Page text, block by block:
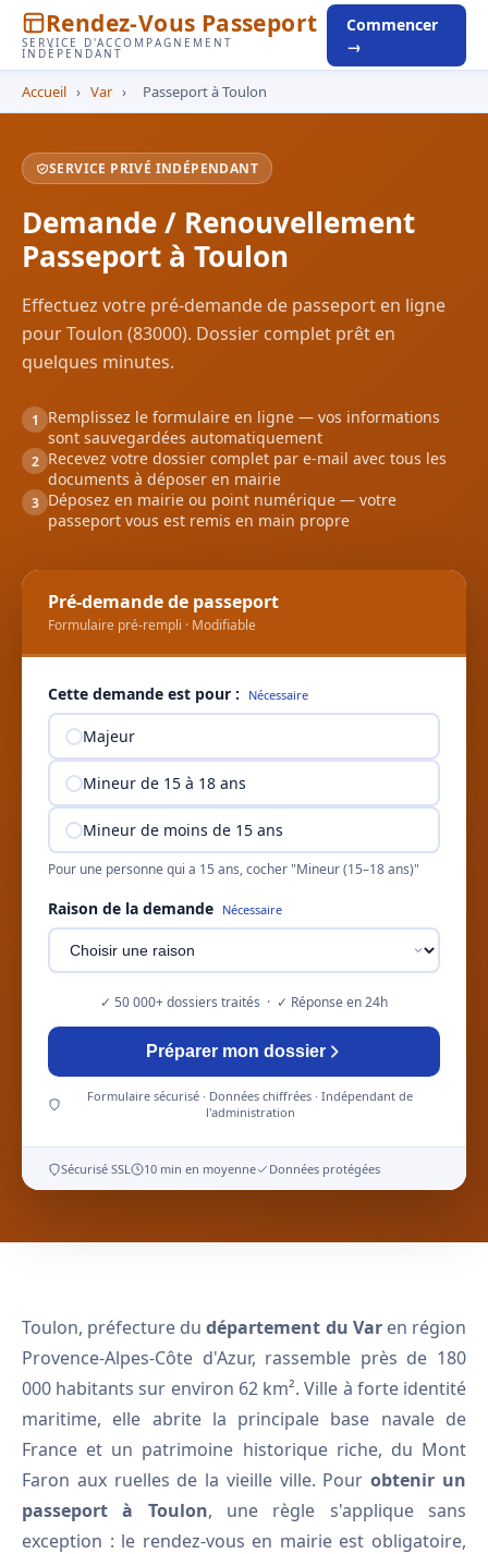
Rendez-Vous Passeport
SERVICE D'ACCOMPAGNEMENT
INDÉPENDANT
Commencer
→
Accueil › Var › Passeport à Toulon
SERVICE PRIVÉ INDÉPENDANT
Demande / Renouvellement
Passeport à Toulon
Effectuez votre pré-demande de passeport en ligne
pour Toulon (83000). Dossier complet prêt en
quelques minutes.
1
Remplissez le formulaire en ligne — vos informations
sont sauvegardées automatiquement
2 Recevez votre dossier complet par e-mail avec tous les
documents à déposer en mairie
3 Déposez en mairie ou point numérique — votre
passeport vous est remis en main propre
Pré-demande de passeport
Formulaire pré-rempli · Modifiable
Cette demande est pour : Nécessaire
Majeur
Mineur de 15 à 18 ans
Mineur de moins de 15 ans
Pour une personne qui a 15 ans, cocher "Mineur (15–18 ans)"
Raison de la demande Nécessaire
✓ 50 000+ dossiers traités · ✓ Réponse en 24h
Préparer mon dossier
Formulaire sécurisé · Données chiffrées · Indépendant de
l'administration
Sécurisé SSL 10 min en moyenne Données protégées
Toulon, préfecture dudépartement du Varen région
Provence-Alpes-Côte d'Azur, rassemble près de 180
000 habitants sur environ 62 km². Ville à forte identité
maritime, elle abrite la principale base navale de
France et un patrimoine historique riche, du Mont
Faron aux ruelles de la vieille ville. Pourobtenir un
passeport à Toulon, une règle s'applique sans
exception : le rendez-vous en mairie est obligatoire,